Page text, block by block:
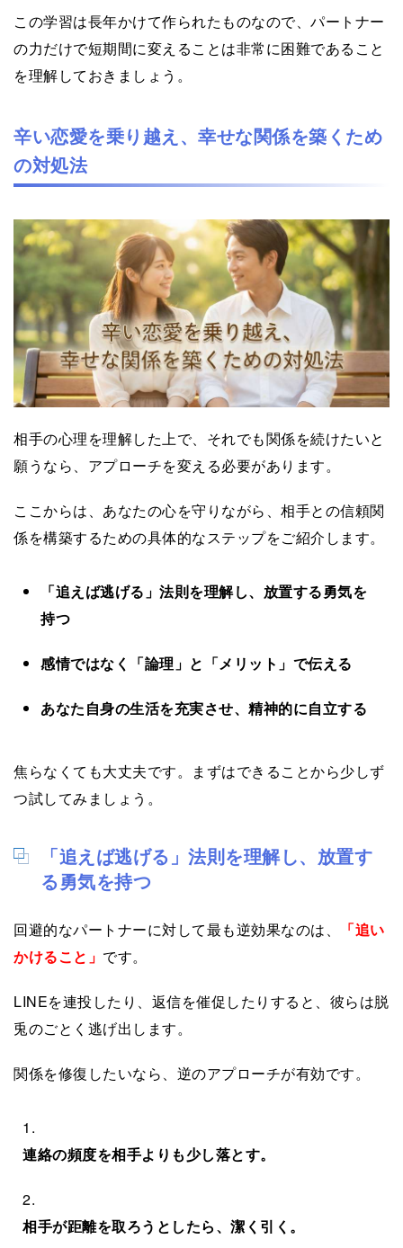
この学習は長年かけて作られたものなので、パートナー
の力だけで短期間に変えることは非常に困難であること
を理解しておきましょう。
辛い恋愛を乗り越え、幸せな関係を築くため
の対処法
相手の心理を理解した上で、それでも関係を続けたいと
願うなら、アプローチを変える必要があります。
ここからは、あなたの心を守りながら、相手との信頼関
係を構築するための具体的なステップをご紹介します。
「追えば逃げる」法則を理解し、放置する勇気を
持つ
感情ではなく「論理」と「メリット」で伝える
あなた自身の生活を充実させ、精神的に自立する
焦らなくても大丈夫です。まずはできることから少しず
つ試してみましょう。
「追えば逃げる」法則を理解し、放置す
る勇気を持つ
回避的なパートナーに対して最も逆効果なのは、
「追い
かけること」 です。
LINEを連投したり、返信を催促したりすると、彼らは脱
兎のごとく逃げ出します。
関係を修復したいなら、逆のアプローチが有効です。
連絡の頻度を相手よりも少し落とす。
相手が距離を取ろうとしたら、潔く引く。